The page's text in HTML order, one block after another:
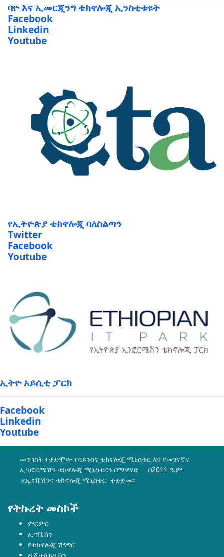
ባዮ እና ኢመርጂንግ ቴክኖሎጂ ኢንስቲቱዩት
Facebook
Linkedin
Youtube
የኢትዮጵያ ቴክኖሎጂ ባለስልጣን
Twitter
Facebook
Youtube
ኢትዮ አይሲቲ ፓርክ
Facebook
Linkedin
Youtube
መንግስት የቀድሞው የሳይንስና ቴክኖሎጂ ሚኒስቴር እና የመገናኛና
ኢንፎርሜሽን ቴክኖሎጂ ሚኒስቴርን በማዋሃድ በ2011 ዓ.ም
የኢኖቬሽንና ቴክኖሎጂ ሚኒስቴር ተቋቋመ፡፡
የትኩረት መስኮች
ምርምር
ኢኖቬሽን
የቴክኖሎጂ ሽግግር